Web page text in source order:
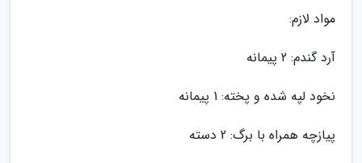
مواد لازم:
آرد گندم: 2 پیمانه
نخود لپه شده و پخته: 1 پیمانه
پیازچه همراه با برگ: 2 دسته